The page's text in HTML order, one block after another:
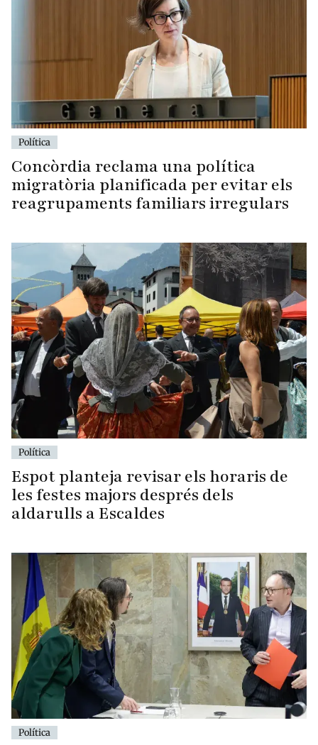
Política
Concòrdia reclama una política
migratòria planificada per evitar els
reagrupaments familiars irregulars
Política
Espot planteja revisar els horaris de
les festes majors després dels
aldarulls a Escaldes
Política